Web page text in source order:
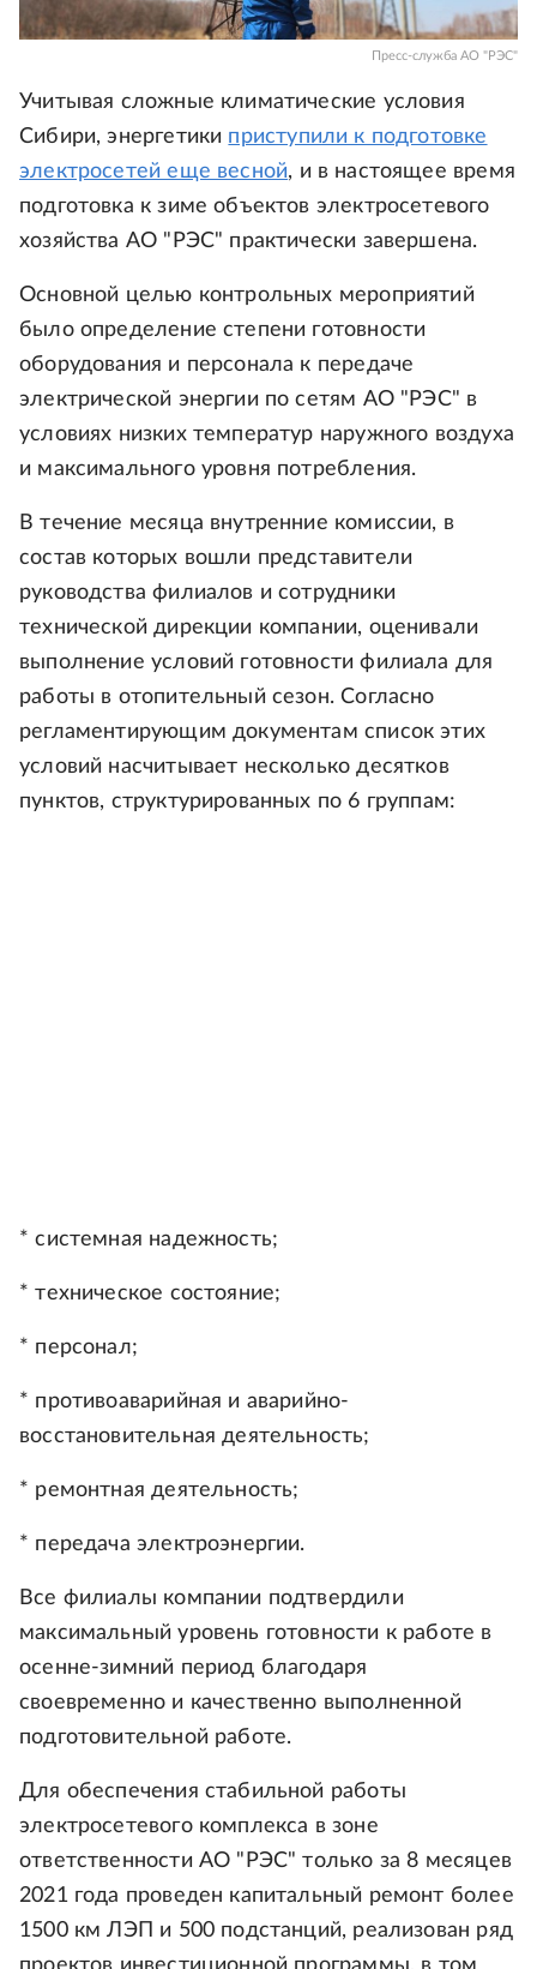
Пресс-служба АО "РЭС"
Учитывая сложные климатические условия
Сибири, энергетики приступили к подготовке
электросетей еще весной, и в настоящее время
подготовка к зиме объектов электросетевого
хозяйства АО "РЭС" практически завершена.
Основной целью контрольных мероприятий
было определение степени готовности
оборудования и персонала к передаче
электрической энергии по сетям АО "РЭС" в
условиях низких температур наружного воздуха
и максимального уровня потребления.
В течение месяца внутренние комиссии, в
состав которых вошли представители
руководства филиалов и сотрудники
технической дирекции компании, оценивали
выполнение условий готовности филиала для
работы в отопительный сезон. Согласно
регламентирующим документам список этих
условий насчитывает несколько десятков
пунктов, структурированных по 6 группам:
* системная надежность;
* техническое состояние;
* персонал;
* противоаварийная и аварийно-
восстановительная деятельность;
* ремонтная деятельность;
* передача электроэнергии.
Все филиалы компании подтвердили
максимальный уровень готовности к работе в
осенне-зимний период благодаря
своевременно и качественно выполненной
подготовительной работе.
Для обеспечения стабильной работы
электросетевого комплекса в зоне
ответственности АО "РЭС" только за 8 месяцев
2021 года проведен капитальный ремонт более
1500 км ЛЭП и 500 подстанций, реализован ряд